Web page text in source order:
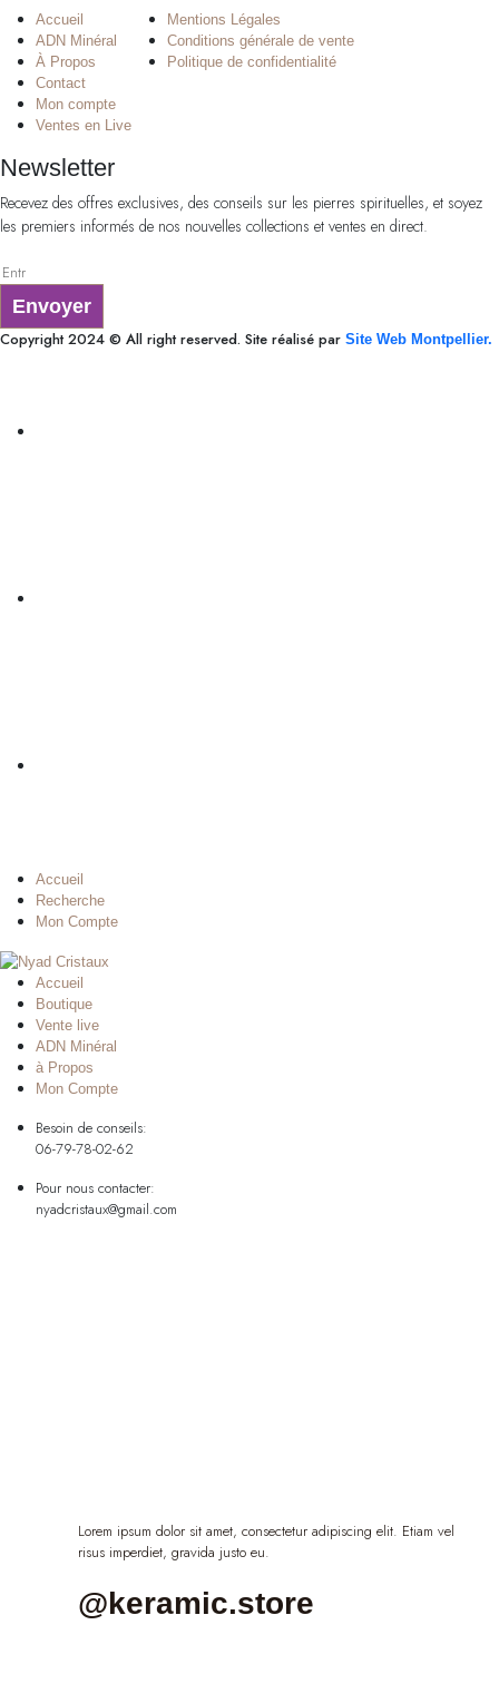
Accueil
ADN Minéral
À Propos
Contact
Mon compte
Ventes en Live
Mentions Légales
Conditions générale de vente
Politique de confidentialité
Newsletter
Recevez des offres exclusives, des conseils sur les pierres spirituelles, et soyez
les premiers informés de nos nouvelles collections et ventes en direct.
Envoyer
Copyright 2024 © All right reserved. Site réalisé par Site Web Montpellier.
Accueil
Recherche
Mon Compte
Accueil
Boutique
Vente live
ADN Minéral
à Propos
Mon Compte
Besoin de conseils:
06-79-78-02-62
Pour nous contacter:
nyadcristaux@gmail.com
Lorem ipsum dolor sit amet, consectetur adipiscing elit. Etiam vel
risus imperdiet, gravida justo eu.
@keramic.store